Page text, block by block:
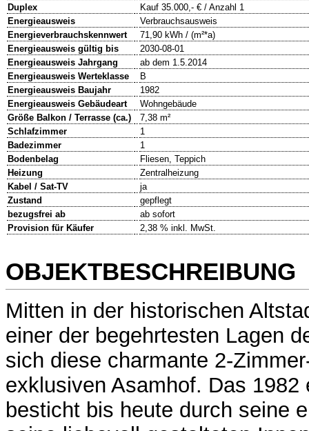
Duplex
Kauf 35.000,- € / Anzahl 1
Energieausweis
Verbrauchsausweis
Energieverbrauchskennwert
71,90 kWh / (m²*a)
Energieausweis gültig bis
2030-08-01
Energieausweis Jahrgang
ab dem 1.5.2014
Energieausweis Werteklasse
B
Energieausweis Baujahr
1982
Energieausweis Gebäudeart
Wohngebäude
Größe Balkon / Terrasse (ca.)
7,38 m²
Schlafzimmer
1
Badezimmer
1
Bodenbelag
Fliesen, Teppich
Heizung
Zentralheizung
Kabel / Sat-TV
ja
Zustand
gepflegt
bezugsfrei ab
ab sofort
Provision für Käufer
2,38 % inkl. MwSt.
OBJEKTBESCHREIBUNG
Mitten in der historischen
einer der begehrtesten Lagen
sich diese charmante 2-
exklusiven Asamhof. Das 1982
besticht bis heute durch seine